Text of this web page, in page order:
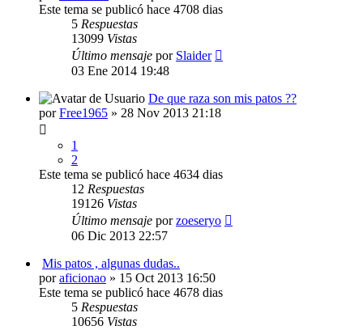
Este tema se publicó hace 4708 dias
5 Respuestas
13099 Vistas
Último mensaje por Slaider
03 Ene 2014 19:48
De que raza son mis patos ??
porFree1965 » 28 Nov 2013 21:18
1
2
Este tema se publicó hace 4634 dias
12 Respuestas
19126 Vistas
Último mensaje porzoeseryo
06 Dic 2013 22:57
Mis patos , algunas dudas..
poraficionao » 15 Oct 2013 16:50
Este tema se publicó hace 4678 dias
5 Respuestas
10656 Vistas